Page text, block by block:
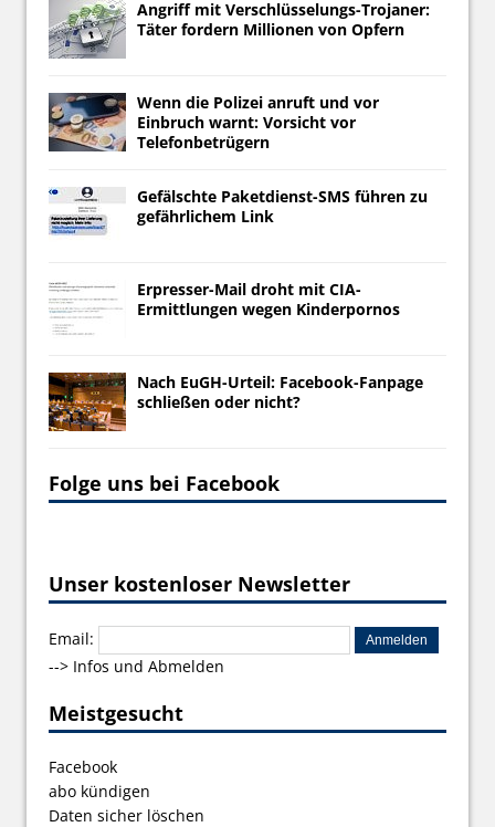
Angriff mit Verschlüsselungs-Trojaner:
Täter fordern Millionen von Opfern
Wenn die Polizei anruft und vor
Einbruch warnt: Vorsicht vor
Telefonbetrügern
Gefälschte Paketdienst-SMS führen zu
gefährlichem Link
Erpresser-Mail droht mit CIA-
Ermittlungen wegen Kinderpornos
Nach EuGH-Urteil: Facebook-Fanpage
schließen oder nicht?
Folge uns bei Facebook
Unser kostenloser Newsletter
Email:
--> Infos und Abmelden
Meistgesucht
Facebook
abo kündigen
Daten sicher löschen